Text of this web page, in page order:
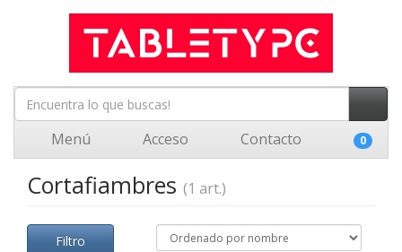
Menú Acceso Contacto 0
Cortafiambres (1 art.)
Filtro